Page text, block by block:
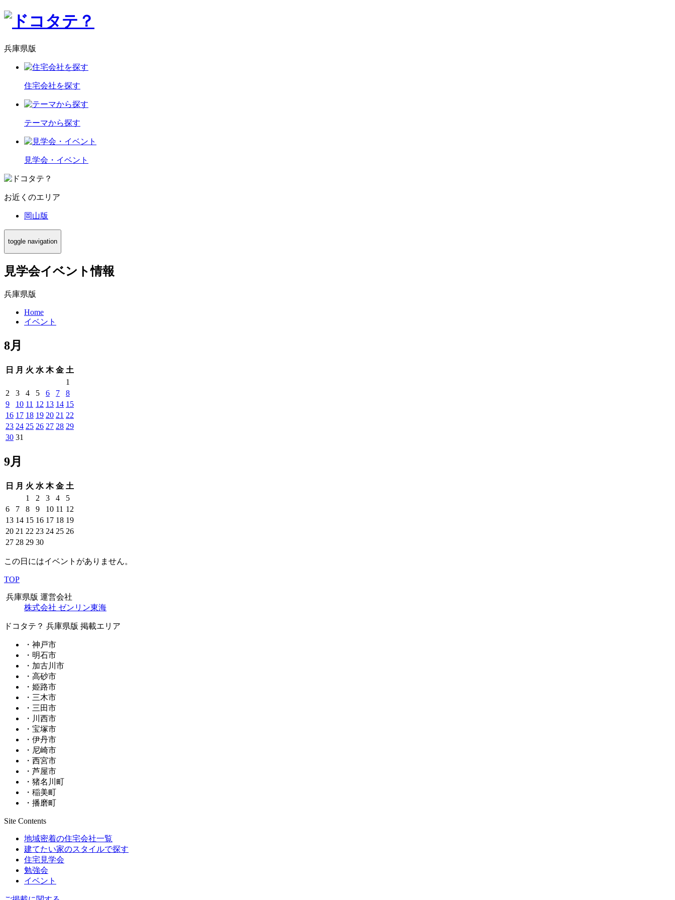
兵庫県版
住宅会社を探す
テーマから探す
見学会・イベント
お近くのエリア
岡山版
toggle navigation
見学会イベント情報
兵庫県版
Home
イベント
8月
日 月 火 水 木 金 土
1
2
3 4 5 6 7
8
9
10 11 12 13 14 15
16 17 18 19 20 21 22
23 24 25 26 27 28 29
30 31
9月
日 月 火 水 木 金 土
1
2 3 4
5
6
7 8 9 10 11 12
13 14 15 16 17 18 19
20 21 22 23 24 25 26
27 28 29 30
この日にはイベントがありません。
TOP
兵庫県版 運営会社
株式会社 ゼンリン東海
ドコタテ？ 兵庫県版 掲載エリア
・神戸市
・明石市
・加古川市
・高砂市
・姫路市
・三木市
・三田市
・川西市
・宝塚市
・伊丹市
・尼崎市
・西宮市
・芦屋市
・猪名川町
・稲美町
・播磨町
Site Contents
地域密着の住宅会社一覧
建てたい家のスタイルで探す
住宅見学会
勉強会
イベント